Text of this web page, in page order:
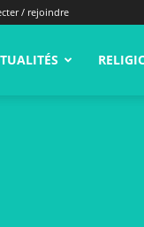
/ rejoindre